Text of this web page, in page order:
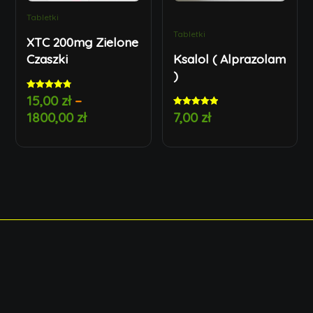
Tabletki
XTC 200mg Zielone
Czaszki
Rated
4.85
out of 5
15,00 zł –
1800,00 zł
Tabletki
Ksalol ( Alprazolam
)
Rated
5.00
7,00 zł